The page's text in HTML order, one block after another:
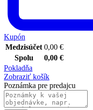
Kupón
Medzisúčet 0,00 €
Spolu
0,00 €
Pokladňa
Zobraziť košík
Poznámka pre predajcu